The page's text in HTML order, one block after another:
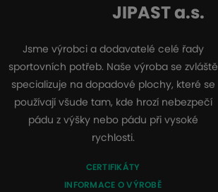
JIPAST a.s.
Jsme výrobci a dodavatelé celé řady
sportovních potřeb. Naše výroba se zvláště
specializuje na dopadové plochy, které se
používají všude tam, kde hrozí nebezpečí
pádu z výšky nebo pádu při vysoké
rychlosti.
CERTIFIKÁTY
INFORMACE O VÝROBĚ